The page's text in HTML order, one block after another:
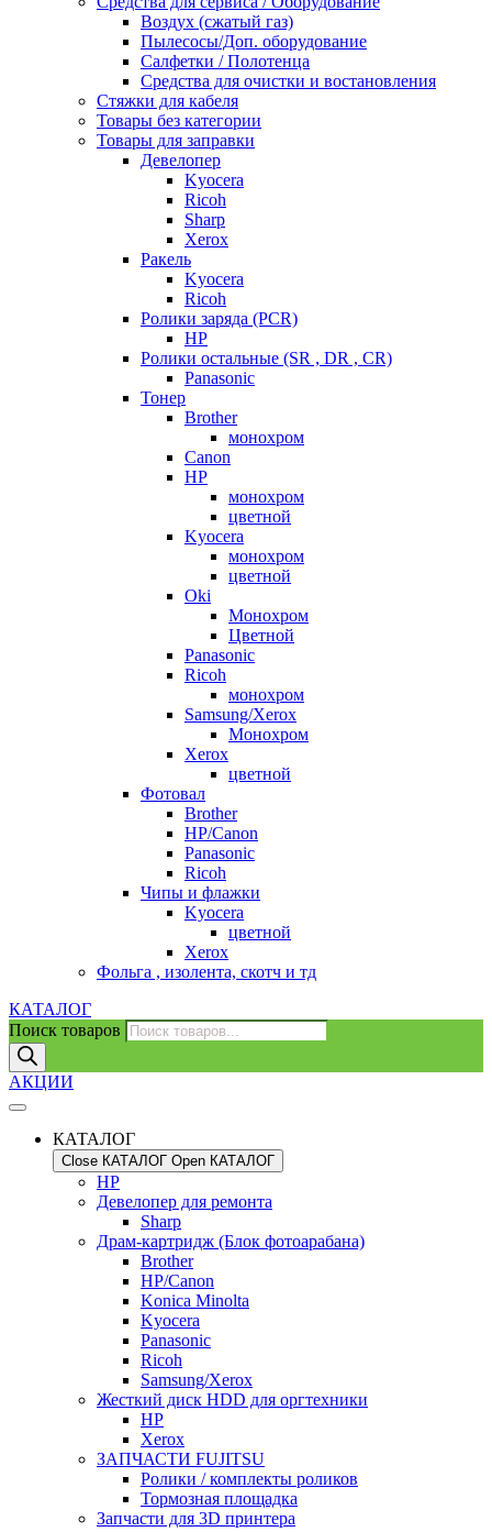
Воздух (сжатый газ)
Пылесосы/Доп. оборудование
Салфетки / Полотенца
Средства для очистки и востановления
Стяжки для кабеля
Товары без категории
Товары для заправки
Девелопер
Kyocera
Ricoh
Sharp
Xerox
Ракель
Kyocera
Ricoh
Ролики заряда (PCR)
HP
Ролики остальные (SR , DR , CR)
Panasonic
Тонер
Brother
монохром
Canon
HP
монохром
цветной
Kyocera
монохром
цветной
Oki
Монохром
Цветной
Panasonic
Ricoh
монохром
Samsung/Xerox
Монохром
Xerox
цветной
Фотовал
Brother
HP/Canon
Panasonic
Ricoh
Чипы и флажки
Kyocera
цветной
Xerox
Фольга , изолента, скотч и тд
КАТАЛОГ
Поиск товаров
АКЦИИ
КАТАЛОГ
Close КАТАЛОГ Open КАТАЛОГ
HP
Девелопер для ремонта
Sharp
Драм-картридж (Блок фотоарабана)
Brother
HP/Canon
Konica Minolta
Kyocera
Panasonic
Ricoh
Samsung/Xerox
Жесткий диск HDD для оргтехники
HP
Xerox
ЗАПЧАСТИ FUJITSU
Ролики / комплекты роликов
Тормозная площадка
Запчасти для 3D принтера